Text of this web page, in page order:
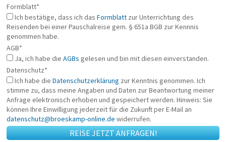
Formblatt*
Ich bestätige, dass ich das Formblatt zur Unterrichtung des
Reisenden bei einer Pauschalreise gem. § 651a BGB zur Kennnis
genommen habe.
AGB*
Ja, ich habe die AGBs gelesen und bin mit diesen einverstanden.
Datenschutz*
Ich habe die Datenschutzerklärung zur Kenntnis genommen. Ich
stimme zu, dass meine Angaben und Daten zur Beantwortung meiner
Anfrage elektronisch erhoben und gespeichert werden. Hinweis: Sie
können Ihre Einwilligung jederzeit für die Zukunft per E-Mail an
datenschutz
broeskamp-online.de widerrufen.
REISE JETZT ANFRAGEN!